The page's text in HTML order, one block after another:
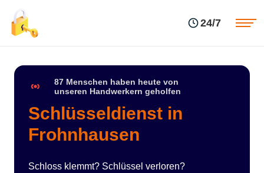
24/7
87 Menschen haben heute von
unseren Handwerkern geholfen
Schlüsseldienst in
Frohnhausen
Schloss klemmt? Schlüssel verloren?